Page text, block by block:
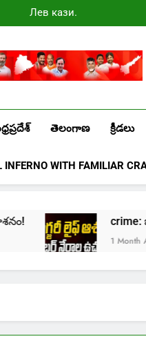
Лев казино
промокоды
తెలంగాణ క్రీడలు
WITH FAMILIAR
crime:
1 Month Ago